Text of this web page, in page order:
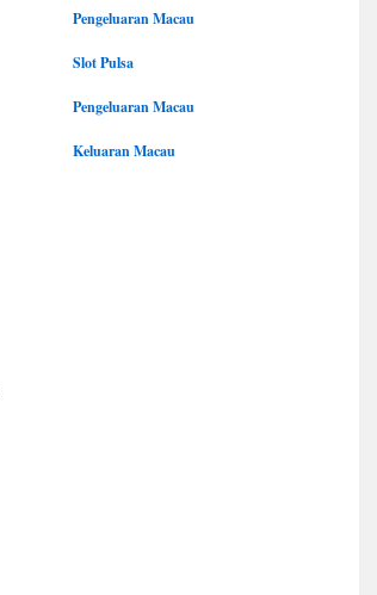
Pengeluaran Macau
Slot Pulsa
Pengeluaran Macau
Keluaran Macau